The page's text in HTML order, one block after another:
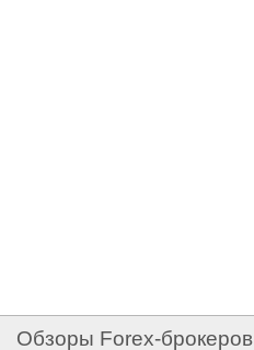
Обзоры Forex-брокеров